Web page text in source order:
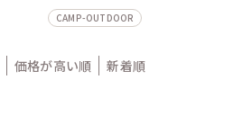
CAMP-OUTDOOR
価格が高い順 新着順